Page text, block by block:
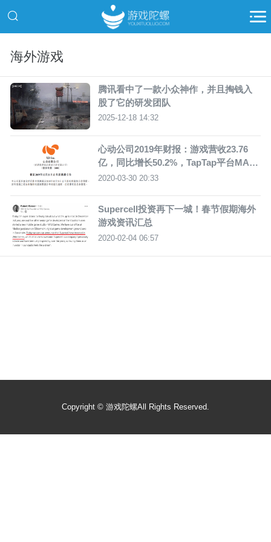
海外游戏
腾讯看中了一款小众神作，并且掏钱入
股了它的研发团队
2025-12-18 14:32
心动公司2019年财报：游戏营收23.76
亿，同比增长50.2%，TapTap平台MAU
1790万
2020-03-30 20:33
Supercell投资再下一城！春节假期海外
游戏资讯汇总
2020-02-04 06:57
Copyright © 游戏陀螺All Rights Reserved.